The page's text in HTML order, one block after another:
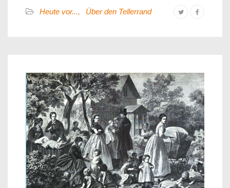
Heute vor..., Über den Tellerrand